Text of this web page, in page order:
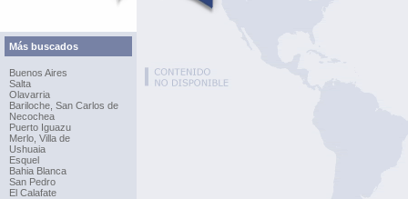
Más buscados
Buenos Aires
Salta
Olavarria
Bariloche, San Carlos de
Necochea
Puerto Iguazu
Merlo, Villa de
Ushuaia
Esquel
Bahia Blanca
San Pedro
El Calafate